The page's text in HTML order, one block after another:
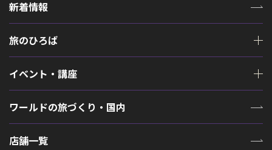
新着情報
旅のひろば
イベント・講座
ワールドの旅づくり・国内
店舗一覧